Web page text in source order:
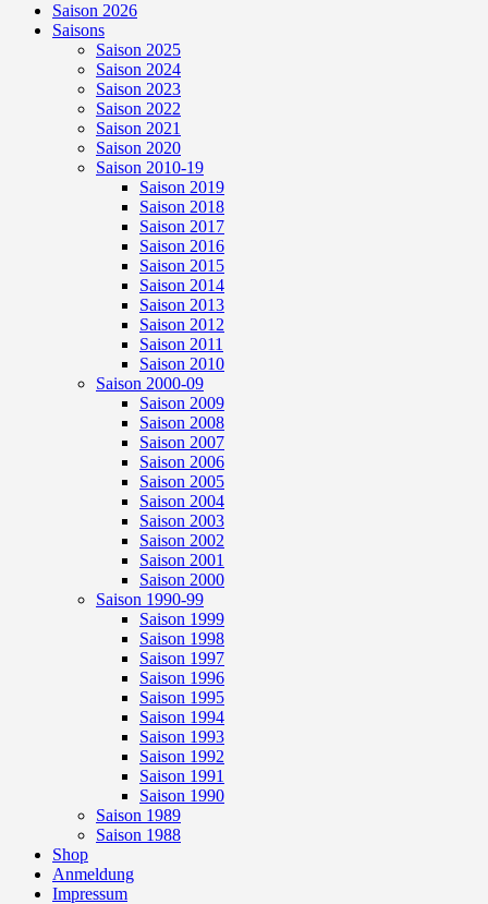
Saison 2026
Saisons
Saison 2025
Saison 2024
Saison 2023
Saison 2022
Saison 2021
Saison 2020
Saison 2010-19
Saison 2019
Saison 2018
Saison 2017
Saison 2016
Saison 2015
Saison 2014
Saison 2013
Saison 2012
Saison 2011
Saison 2010
Saison 2000-09
Saison 2009
Saison 2008
Saison 2007
Saison 2006
Saison 2005
Saison 2004
Saison 2003
Saison 2002
Saison 2001
Saison 2000
Saison 1990-99
Saison 1999
Saison 1998
Saison 1997
Saison 1996
Saison 1995
Saison 1994
Saison 1993
Saison 1992
Saison 1991
Saison 1990
Saison 1989
Saison 1988
Shop
Anmeldung
Impressum